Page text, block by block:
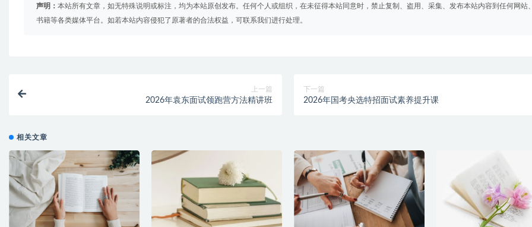
声明： 本站所有文章，如无特殊说明或标注，均为本站原创发布。任何个人或组织，在未征得本站同意时，禁止复制、盗用、采集、发布本站内容到任何网站
书籍等各类媒体平台。如若本站内容侵犯了原著者的合法权益，可联系我们进行处理。
上一篇
2026年袁东面试领跑营方法精讲班
下一篇
2026年国考央选特招面试素养提升课
相关文章